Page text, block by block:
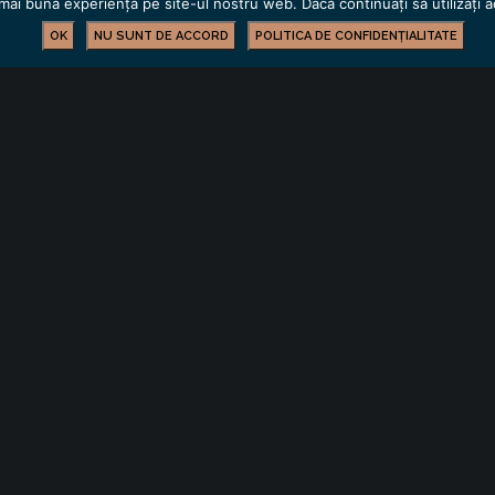
OK NU SUNT DE ACCORD POLITICA DE CONFIDENȚIALITATE